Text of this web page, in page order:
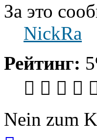
За это
NickRa
Рейтинг:
Nein zum